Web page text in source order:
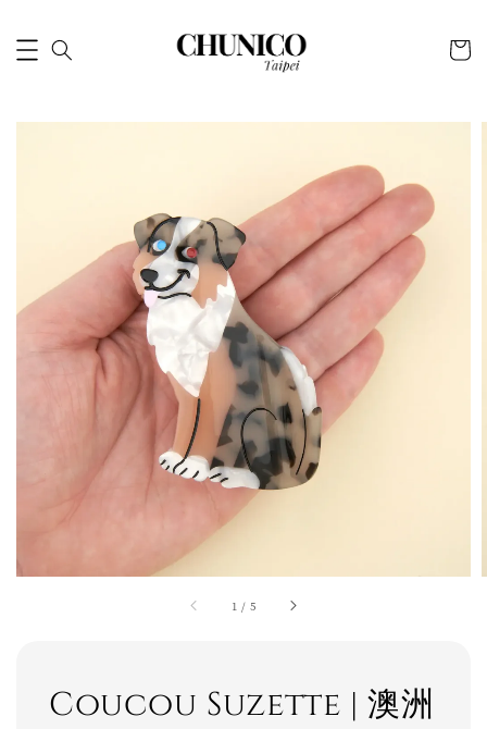
1 / 5
Coucou Suzette | 澳洲